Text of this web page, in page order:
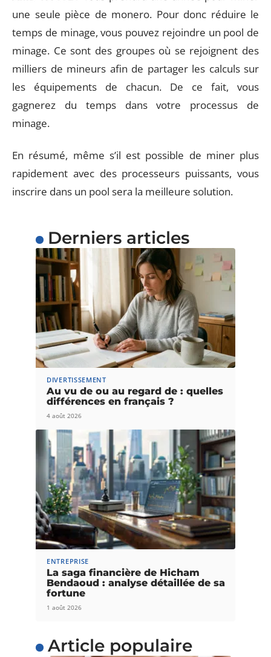
une seule pièce de monero. Pour donc réduire le
temps de minage, vous pouvez rejoindre un pool de
minage. Ce sont des groupes où se rejoignent des
milliers de mineurs afin de partager les calculs sur
les équipements de chacun. De ce fait, vous
gagnerez du temps dans votre processus de
minage.
En résumé, même s’il est possible de miner plus
rapidement avec des processeurs puissants, vous
inscrire dans un pool sera la meilleure solution.
Derniers articles
DIVERTISSEMENT
Au vu de ou au regard de : quelles
différences en français ?
4 août 2026
ENTREPRISE
La saga financière de Hicham
Bendaoud : analyse détaillée de sa
fortune
1 août 2026
Article populaire